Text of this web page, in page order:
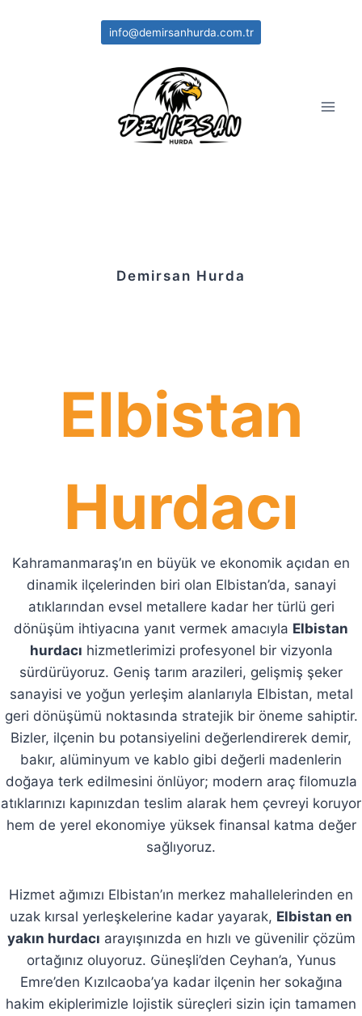
info@demirsanhurda.com.tr
Demirsan Hurda
Elbistan
Hurdacı
Kahramanmaraş’ın en büyük ve ekonomik açıdan en
dinamik ilçelerinden biri olan Elbistan’da, sanayi
atıklarından evsel metallere kadar her türlü geri
dönüşüm ihtiyacına yanıt vermek amacıyla Elbistan
hurdacı hizmetlerimizi profesyonel bir vizyonla
sürdürüyoruz. Geniş tarım arazileri, gelişmiş şeker
sanayisi ve yoğun yerleşim alanlarıyla Elbistan, metal
geri dönüşümü noktasında stratejik bir öneme sahiptir.
Bizler, ilçenin bu potansiyelini değerlendirerek demir,
bakır, alüminyum ve kablo gibi değerli madenlerin
doğaya terk edilmesini önlüyor; modern araç filomuzla
atıklarınızı kapınızdan teslim alarak hem çevreyi koruyor
hem de yerel ekonomiye yüksek finansal katma değer
sağlıyoruz.
Hizmet ağımızı Elbistan’ın merkez mahallelerinden en
uzak kırsal yerleşkelerine kadar yayarak, Elbistan en
yakın hurdacı arayışınızda en hızlı ve güvenilir çözüm
ortağınız oluyoruz. Güneşli’den Ceyhan’a, Yunus
Emre’den Kızılcaoba’ya kadar ilçenin her sokağına
hakim ekiplerimizle lojistik süreçleri sizin için tamamen